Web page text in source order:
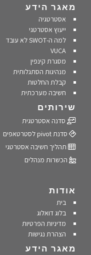
מאגר הידע
אסטרטגיה
ייעוץ אסטרטגי
למה ה-SWOT לא עובד
VUCA
מסגרת קינפין
מנהיגות הסתגלותית
קבלת החלטות
חשיבה מערכתית
שירותים
סדנה אסטרטגית
סדנת pivot לסטרטאפים
תהליך חשיבה אסטרטגי
הכשרות מנהלים
אודות
בית
בלוג דואלוג
מדיניות הפרטיות
הצהרת נגישות
מאגר הידע